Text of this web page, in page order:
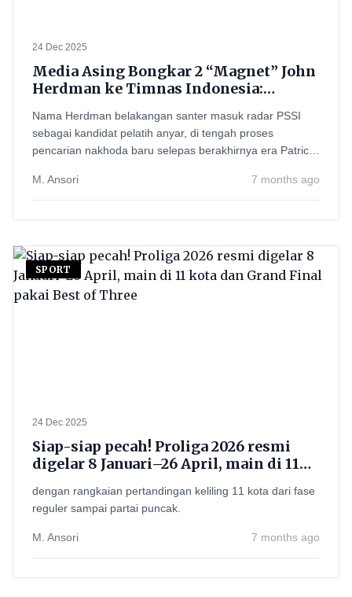
24 Dec 2025
Media Asing Bongkar 2 “Magnet” John
Herdman ke Timnas Indonesia:
Menggiurkan
Nama Herdman belakangan santer masuk radar PSSI
sebagai kandidat pelatih anyar, di tengah proses
pencarian nakhoda baru selepas berakhirnya era Patrick
M. Ansori
7 months ago
SPORT
24 Dec 2025
Siap-siap pecah! Proliga 2026 resmi
digelar 8 Januari–26 April, main di 11
Three
dengan rangkaian pertandingan keliling 11 kota dari fase
reguler sampai partai puncak.
M. Ansori 7 months ago